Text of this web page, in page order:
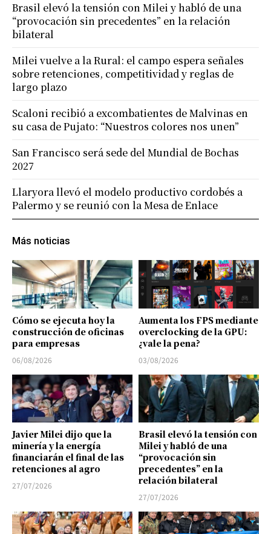
Más noticias
Cómo se ejecuta hoy la
construcción de oficinas
para empresas
06/08/2026
Aumenta los FPS mediante
overclocking de la GPU:
¿vale la pena?
03/08/2026
Javier Milei dijo que la
minería y la energía
financiarán el final de las
retenciones al agro
27/07/2026
Brasil elevó la tensión con
Milei y habló de una
“provocación sin
precedentes” en la
relación bilateral
27/07/2026
Brasil elevó la tensión con Milei y habló de una
“provocación sin precedentes” en la relación
bilateral
Milei vuelve a la Rural: el campo espera señales
sobre retenciones, competitividad y reglas de
largo plazo
Scaloni recibió a excombatientes de Malvinas en
su casa de Pujato: “Nuestros colores nos unen”
San Francisco será sede del Mundial de Bochas
2027
Llaryora llevó el modelo productivo cordobés a
Palermo y se reunió con la Mesa de Enlace